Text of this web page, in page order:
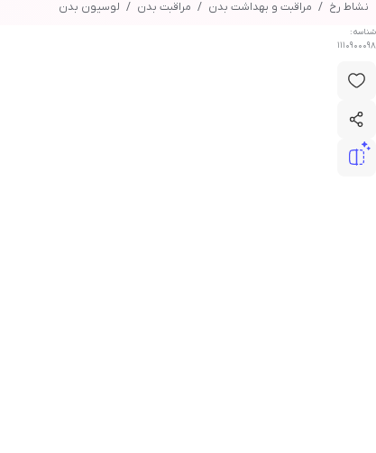
نشاط رخ مراقبت و بهداشت بدن مراقبت بدن لوسیون بدن
شناسه:
1110900098